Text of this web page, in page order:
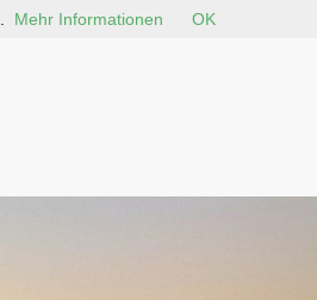
Mehr Informationen OK